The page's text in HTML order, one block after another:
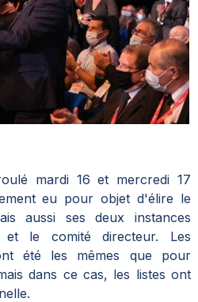
mardi 16 et mercredi 17
eu pour objet d'élire le
aussi ses deux instances
et le comité directeur. Les
été les mêmes que pour
dans ce cas, les listes ont